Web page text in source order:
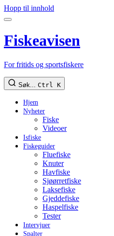
Hopp til innhold
Fiskeavisen
For fritids og sportsfiskere
Søk... Ctrl K
Hjem
Nyheter
Fiske
Videoer
Isfiske
Fiskeguider
Fluefiske
Knuter
Havfiske
Sjøørretfiske
Laksefiske
Gjeddefiske
Haspelfiske
Tester
Intervjuer
Spalter